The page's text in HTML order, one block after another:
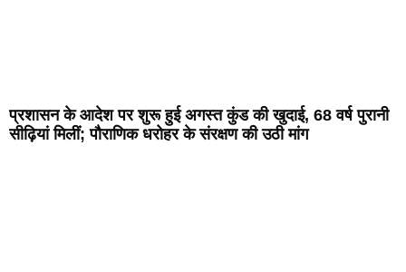
प्रशासन के आदेश पर शुरू हुई अगस्त कुंड की खुदाई, 68 वर्ष पुरानी
सीढ़ियां मिलीं; पौराणिक धरोहर के संरक्षण की उठी मांग